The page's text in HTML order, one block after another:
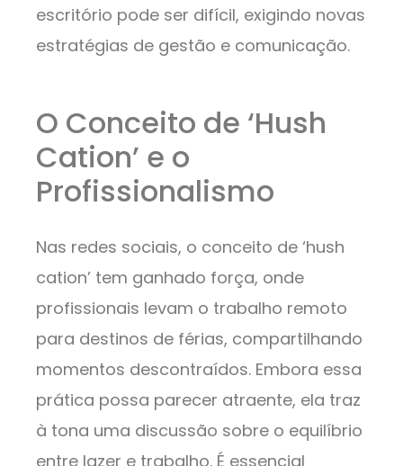
escritório pode ser difícil, exigindo novas
estratégias de gestão e comunicação.
O Conceito de ‘Hush
Cation’ e o
Profissionalismo
Nas redes sociais, o conceito de ‘hush
cation’ tem ganhado força, onde
profissionais levam o trabalho remoto
para destinos de férias, compartilhando
momentos descontraídos. Embora essa
prática possa parecer atraente, ela traz
à tona uma discussão sobre o equilíbrio
entre lazer e trabalho. É essencial